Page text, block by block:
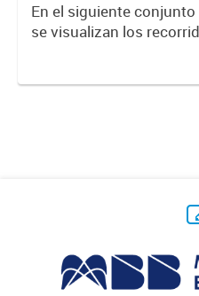
En el siguiente
se visualizan los